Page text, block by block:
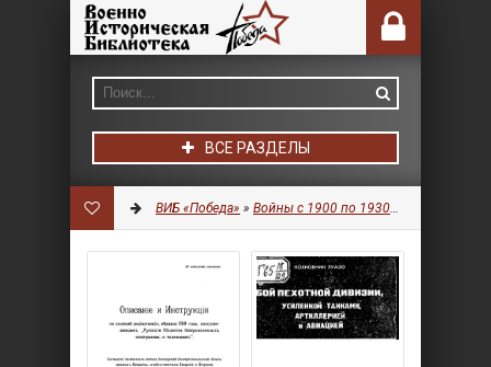
ВСЕ РАЗДЕЛЫ
ВИБ «Победа» » Войны с 1900 по 1930 гг.